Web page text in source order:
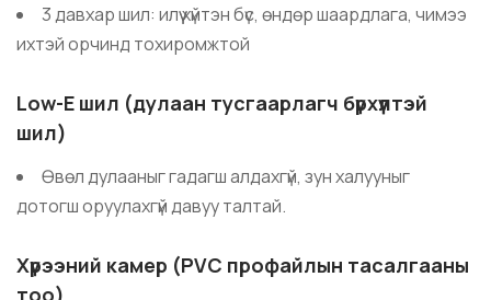
3 давхар шил: илүү хүйтэн бүс, өндөр шаардлага, чимээ
ихтэй орчинд тохиромжтой
Low-E шил (дулаан тусгаарлагч бүрхүүлтэй
шил)
Өвөл дулааныг гадагш алдахгүй, зун халууныг
дотогш оруулахгүй давуу талтай.
Хүрээний камер (PVC профайлын тасалгааны